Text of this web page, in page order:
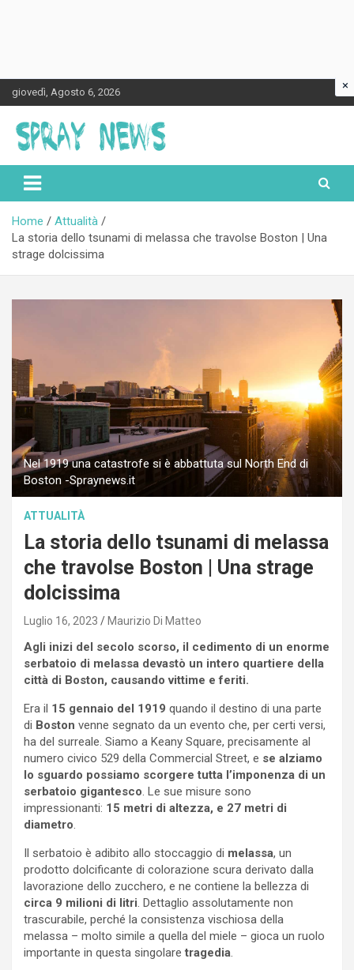
Skip
to
content
giovedì, Agosto 6, 2026
Spraynews.it
Home
Attualità
La storia dello tsunami di melassa che travolse Boston | Una
strage dolcissima
Nel 1919 una catastrofe si è abbattuta sul North End di
Boston -Spraynews.it
ATTUALITÀ
La storia dello tsunami di melassa
che travolse Boston | Una strage
dolcissima
Luglio 16, 2023 Maurizio Di Matteo
Agli inizi del secolo scorso, il cedimento di un enorme
serbatoio di melassa devastò un intero quartiere della
città di Boston, causando vittime e feriti.
Era il 15 gennaio del 1919 quando il destino di una parte
di Boston venne segnato da un evento che, per certi versi,
ha del surreale. Siamo a Keany Square, precisamente al
numero civico 529 della Commercial Street, e se alziamo
lo sguardo possiamo scorgere tutta l’imponenza di un
serbatoio gigantesco. Le sue misure sono
impressionanti: 15 metri di altezza, e 27 metri di
diametro.
Il serbatoio è adibito allo stoccaggio di melassa, un
prodotto dolcificante di colorazione scura derivato dalla
lavorazione dello zucchero, e ne contiene la bellezza di
circa 9 milioni di litri. Dettaglio assolutamente non
trascurabile, perché la consistenza vischiosa della
melassa – molto simile a quella del miele – gioca un ruolo
importante in questa singolaretragedia.
×